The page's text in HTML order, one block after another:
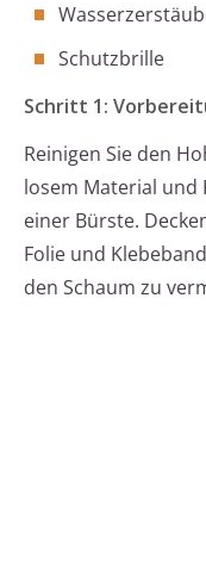
Schutzbrille
Schritt 1:
Reinigen Sie den
losem Material und
einer Bürste.
Folie und
den Schaum zu